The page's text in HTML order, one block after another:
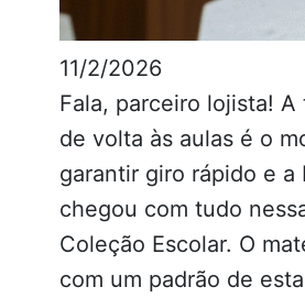
11/2/2026
Fala, parceiro lojista! A
de volta às aulas é o
garantir giro rápido e a
chegou com tudo
Coleção Escolar. O
com um padrão de